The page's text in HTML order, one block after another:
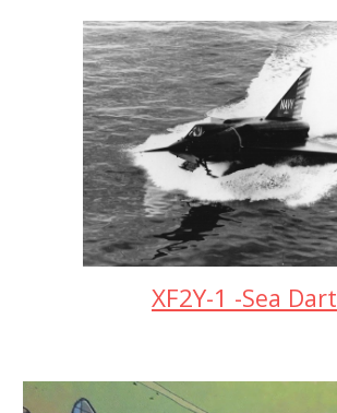
XF2Y-1 -Sea Dart